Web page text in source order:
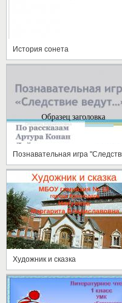
История сонета
Художник и сказка